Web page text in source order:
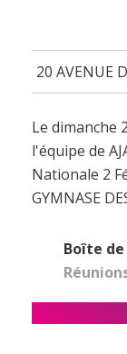
20 AVENUE
Le dimanche
l'équipe de
Nationale 2
GYMNASE
Boîte de